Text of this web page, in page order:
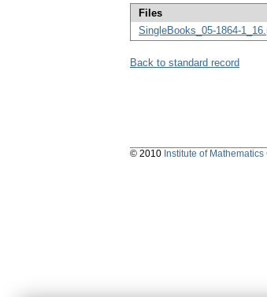
Files
SingleBooks_05-1864-
Back to standard record
© 2010 Institute of Mathematics